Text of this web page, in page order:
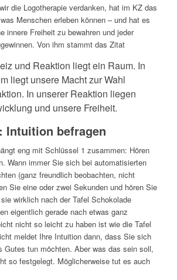
die Logotherapie verdanken, hat im KZ das
Menschen erleben können – und hat es
innere Freiheit zu bewahren und jeder
Von ihm stammt das Zitat
und Reaktion liegt ein Raum. In
liegt unsere Macht zur Wahl
In unserer Reaktion liegen
und unsere Freiheit.
Intuition befragen
eng mit Schlüssel 1 zusammen: Hören
Wann immer Sie sich bei automatisierten
(ganz freundlich beobachten, nicht
Sie eine oder zwei Sekunden und hören Sie
wirklich nach der Tafel Schokolade
eigentlich gerade nach etwas ganz
nicht so leicht zu haben ist wie die Tafel
meldet Ihre Intuition dann, dass Sie sich
Gutes tun möchten. Aber was das sein soll,
so festgelegt. Möglicherweise tut es auch